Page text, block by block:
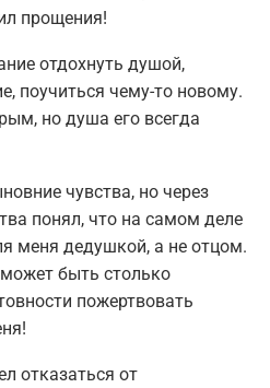
прощения!
отдохнуть душой,
поучиться чему-то новому.
но душа его всегда
чувства, но через
понял, что на самом деле
меня дедушкой, а не отцом.
быть столько
пожертвовать
отказаться от